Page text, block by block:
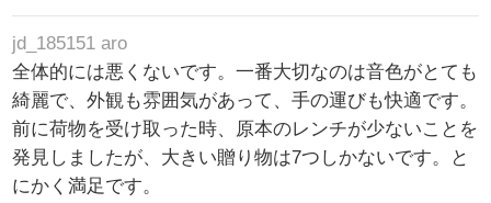
jd_185151 aro
全体的には悪くないです。一番大切なのは音色がとても
綺麗で、外観も雰囲気があって、手の運びも快適です。
前に荷物を受け取った時、原本のレンチが少ないことを
発見しましたが、大きい贈り物は7つしかないです。と
にかく満足です。